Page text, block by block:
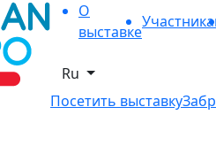
О
выставке
Ru
Посетить выставку